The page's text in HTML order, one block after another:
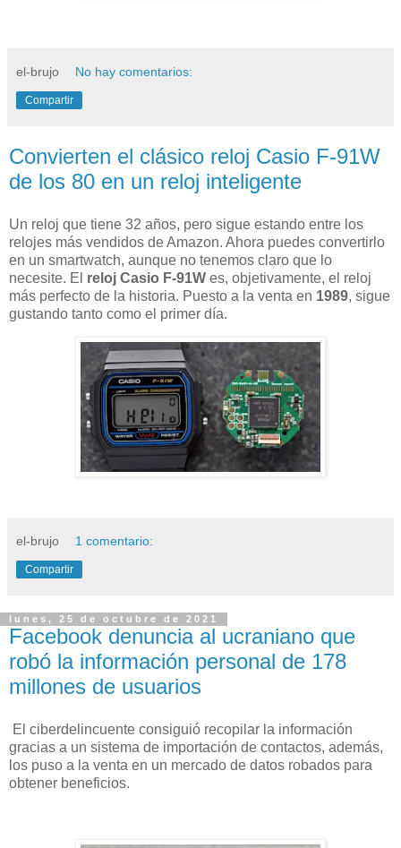
el-brujo No hay comentarios:
Compartir
Convierten el clásico reloj Casio F-91W
de los 80 en un reloj inteligente
Un reloj que tiene 32 años, pero sigue estando entre los
relojes más vendidos de Amazon. Ahora puedes convertirlo
en un smartwatch, aunque no tenemos claro que lo
necesite. El reloj Casio F-91W es, objetivamente, el reloj
más perfecto de la historia. Puesto a la venta en 1989, sigue
gustando tanto como el primer día.
el-brujo 1 comentario:
Compartir
lunes, 25 de octubre de 2021
Facebook denuncia al ucraniano que
robó la información personal de 178
millones de usuarios
El ciberdelincuente consiguió recopilar la información
gracias a un sistema de importación de contactos, además,
los puso a la venta en un mercado de datos robados para
obtener beneficios.